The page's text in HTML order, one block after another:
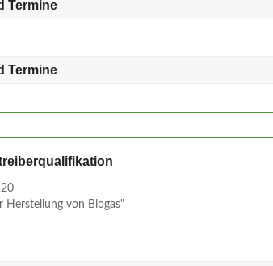
Termine
Termine
Herstellung von Biogas"